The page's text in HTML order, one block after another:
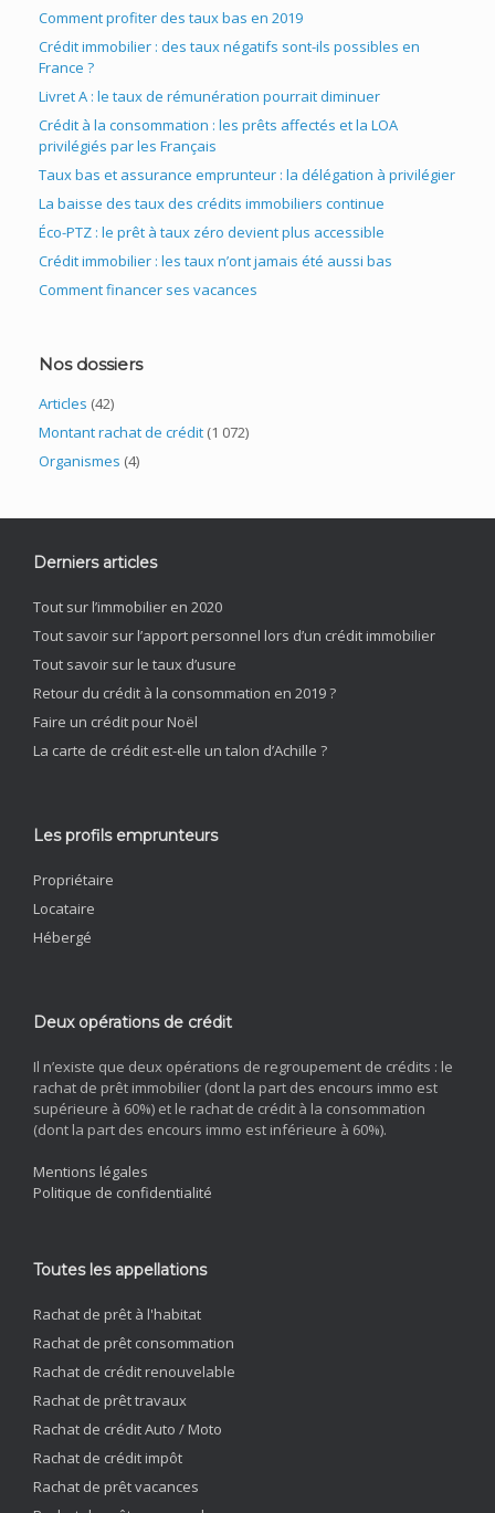
Comment profiter des taux bas en 2019
Crédit immobilier : des taux négatifs sont-ils possibles en
France ?
Livret A : le taux de rémunération pourrait diminuer
Crédit à la consommation : les prêts affectés et la LOA
privilégiés par les Français
Taux bas et assurance emprunteur : la délégation à privilégier
La baisse des taux des crédits immobiliers continue
Éco-PTZ : le prêt à taux zéro devient plus accessible
Crédit immobilier : les taux n’ont jamais été aussi bas
Comment financer ses vacances
Nos dossiers
Articles (42)
Montant rachat de crédit (1 072)
Organismes (4)
Derniers articles
Tout sur l’immobilier en 2020
Tout savoir sur l’apport personnel lors d’un crédit immobilier
Tout savoir sur le taux d’usure
Retour du crédit à la consommation en 2019 ?
Faire un crédit pour Noël
La carte de crédit est-elle un talon d’Achille ?
Les profils emprunteurs
Propriétaire
Locataire
Hébergé
Deux opérations de crédit
Il n’existe que deux opérations de regroupement de crédits : le
rachat de prêt immobilier (dont la part des encours immo est
supérieure à 60%) et le rachat de crédit à la consommation
(dont la part des encours immo est inférieure à 60%).
Mentions légales
Politique de confidentialité
Toutes les appellations
Rachat de prêt à l'habitat
Rachat de prêt consommation
Rachat de crédit renouvelable
Rachat de prêt travaux
Rachat de crédit Auto / Moto
Rachat de crédit impôt
Rachat de prêt vacances